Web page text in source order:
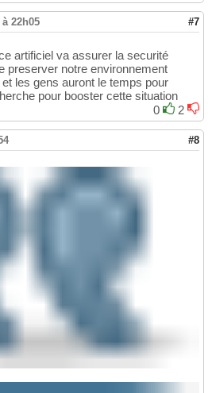
à 22h05 #7
artificiel va assurer la securité
preserver notre environnement
les gens auront le temps pour
pour booster cette situation
0
2
#8